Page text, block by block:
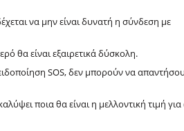
να μην είναι δυνατή η σύνδεση με
θα είναι εξαιρετικά δύσκολη.
SOS, δεν μπορούν να
ποια θα είναι η μελλοντική τιμή